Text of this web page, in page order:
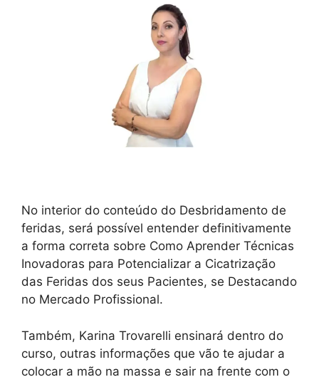
No interior do conteúdo do Desbridamento de
feridas, será possível entender definitivamente
a forma correta sobre Como Aprender Técnicas
Inovadoras para Potencializar a Cicatrização
das Feridas dos seus Pacientes, se Destacando
no Mercado Profissional.
Também, Karina Trovarelli ensinará dentro do
curso, outras informações que vão te ajudar a
colocar a mão na massa e sair na frente com o